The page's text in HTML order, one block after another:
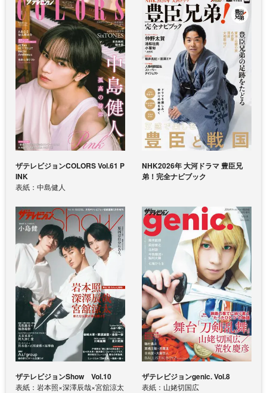
ザテレビジョンCOLORS Vol.61 P
INK
表紙：中島健人
NHK2026年 大河ドラマ 豊臣兄
弟！完全ナビブック
ザテレビジョンShow Vol.10
表紙：岩本照×深澤辰哉×宮舘涼太
ザテレビジョンgenic. Vol.8
表紙：山姥切国広